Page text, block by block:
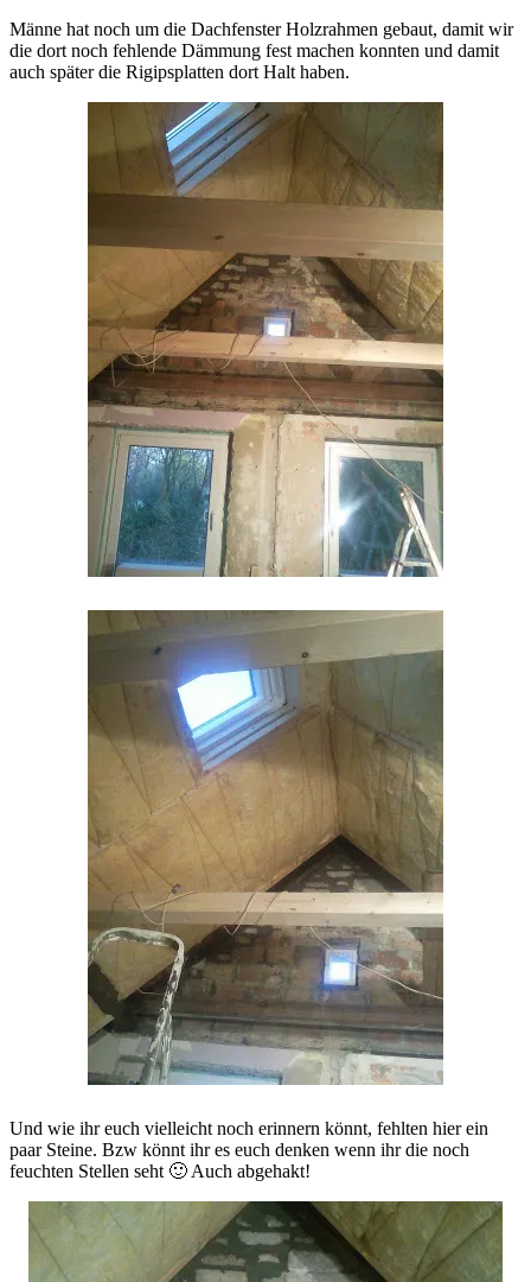
Männe hat noch um die Dachfenster Holzrahmen gebaut, damit wir
die dort noch fehlende Dämmung fest machen konnten und damit
auch später die Rigipsplatten dort Halt haben.
Und wie ihr euch vielleicht noch erinnern könnt, fehlten hier ein
paar Steine. Bzw könnt ihr es euch denken wenn ihr die noch
feuchten Stellen seht 🙂 Auch abgehakt!